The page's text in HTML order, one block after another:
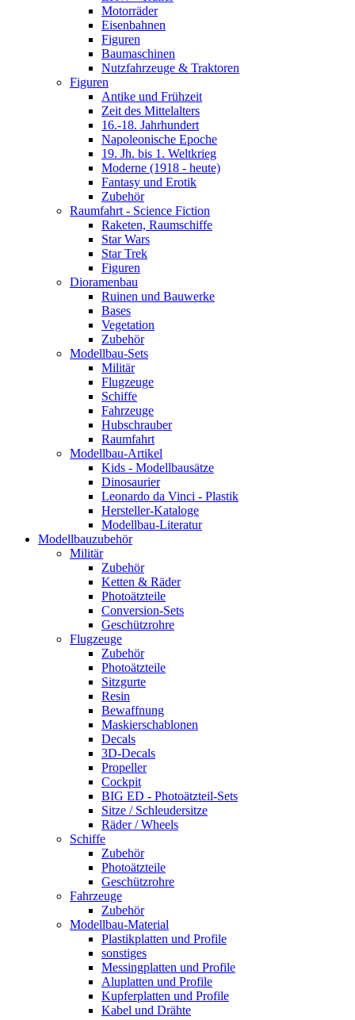
Motorräder
Eisenbahnen
Figuren
Baumaschinen
Nutzfahrzeuge & Traktoren
Figuren
Antike und Frühzeit
Zeit des Mittelalters
16.-18. Jahrhundert
Napoleonische Epoche
19. Jh. bis 1. Weltkrieg
Moderne (1918 - heute)
Fantasy und Erotik
Zubehör
Raumfahrt - Science Fiction
Raketen, Raumschiffe
Star Wars
Star Trek
Figuren
Dioramenbau
Ruinen und Bauwerke
Bases
Vegetation
Zubehör
Modellbau-Sets
Militär
Flugzeuge
Schiffe
Fahrzeuge
Hubschrauber
Raumfahrt
Modellbau-Artikel
Kids - Modellbausätze
Dinosaurier
Leonardo da Vinci - Plastik
Hersteller-Kataloge
Modellbau-Literatur
Modellbauzubehör
Militär
Zubehör
Ketten & Räder
Photoätzteile
Conversion-Sets
Geschützrohre
Flugzeuge
Zubehör
Photoätzteile
Sitzgurte
Resin
Bewaffnung
Maskierschablonen
Decals
3D-Decals
Propeller
Cockpit
BIG ED - Photoätzteil-Sets
Sitze / Schleudersitze
Räder / Wheels
Schiffe
Zubehör
Photoätzteile
Geschützrohre
Fahrzeuge
Zubehör
Modellbau-Material
Plastikplatten und Profile
sonstiges
Messingplatten und Profile
Aluplatten und Profile
Kupferplatten und Profile
Kabel und Drähte